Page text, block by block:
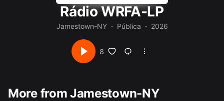
Rádio WRFA-LP
Jamestown-NY Pública 2026
8
More from Jamestown-NY